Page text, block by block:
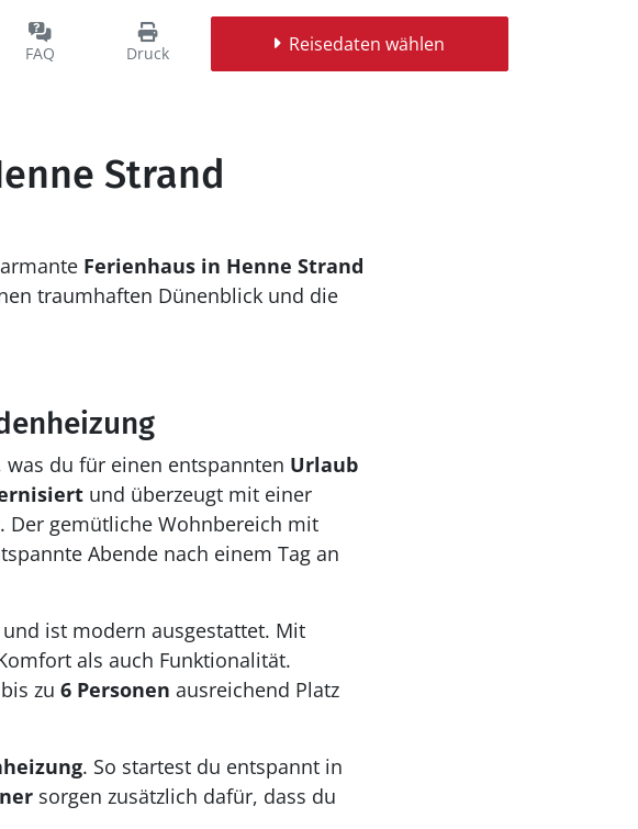
FAQ Druck Reisedaten wählen
Strand
Ferienhaus in Henne Strand
traumhaften Dünenblick und die
du für einen entspannten Urlaub
und überzeugt mit einer
gemütliche Wohnbereich mit
Abende nach einem Tag an
ist modern ausgestattet. Mit
als auch Funktionalität.
zu 6 Personen ausreichend Platz
. So startest du entspannt in
sorgen zusätzlich dafür, dass du